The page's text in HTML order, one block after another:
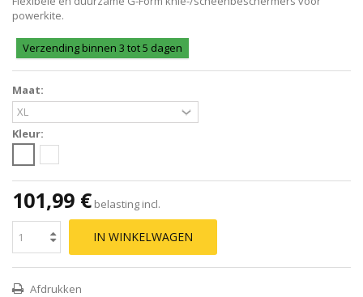
powerkite.
Verzending binnen 3 tot 5 dagen
Maat:
Kleur:
101,99 € belasting incl.
IN WINKELWAGEN
Afdrukken